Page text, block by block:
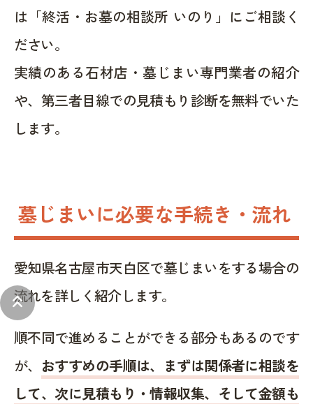
keyboard_double_arrow_up
は「終活・お墓の相談所 いのり」にご相談く
ださい。
実績のある石材店・墓じまい専門業者の紹介
や、第三者目線での見積もり診断を無料でいた
します。
墓じまいに必要な手続き・流れ
愛知県名古屋市天白区で墓じまいをする場合の
流れを詳しく紹介します。
順不同で進めることができる部分もあるのです
が、 おすすめの手順は、まずは関係者に相談を
して、次に見積もり・情報収集、そして金額も